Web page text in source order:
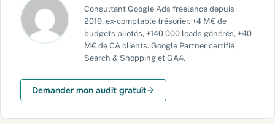
Besoin d'un compte juge sur des opportunités et pas sur des
formulaires ?
Ce qu'il faut retenir
Besoin d'un cadre plus solide ?
J'interviens partout en France, en visio ou sur place
Consultant Google Ads freelance depuis
2019, ex-comptable trésorier. +4 M€ de
budgets pilotés, +140 000 leads générés, +40
M€ de CA clients. Google Partner certifié
Search & Shopping et GA4.
Demander mon audit gratuit